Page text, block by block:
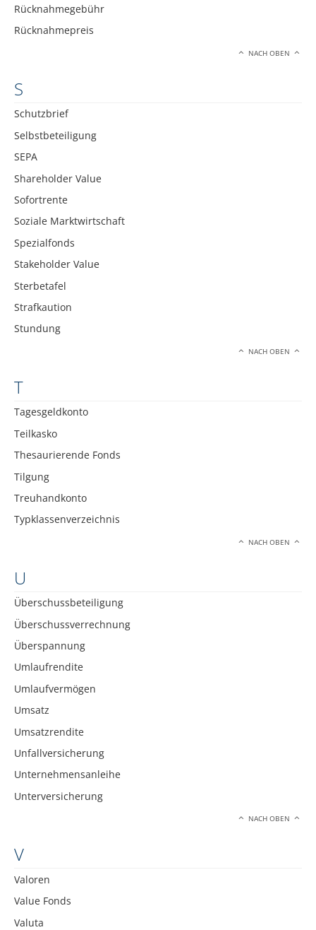
Rücknahmegebühr
Rücknahmepreis
NACH OBEN
S
Schutzbrief
Selbstbeteiligung
SEPA
Shareholder Value
Sofortrente
Soziale Marktwirtschaft
Spezialfonds
Stakeholder Value
Sterbetafel
Strafkaution
Stundung
NACH OBEN
T
Tagesgeldkonto
Teilkasko
Thesaurierende Fonds
Tilgung
Treuhandkonto
Typklassenverzeichnis
NACH OBEN
U
Überschussbeteiligung
Überschussverrechnung
Überspannung
Umlaufrendite
Umlaufvermögen
Umsatz
Umsatzrendite
Unfallversicherung
Unternehmensanleihe
Unterversicherung
NACH OBEN
V
Valoren
Value Fonds
Valuta